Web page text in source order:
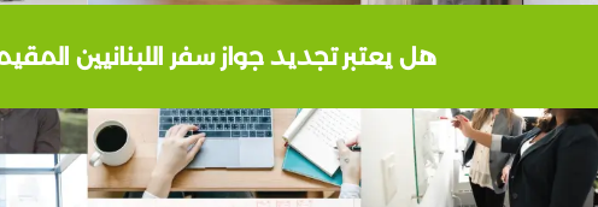
هل يعتبر تجديد جواز سفر اللبنانيين